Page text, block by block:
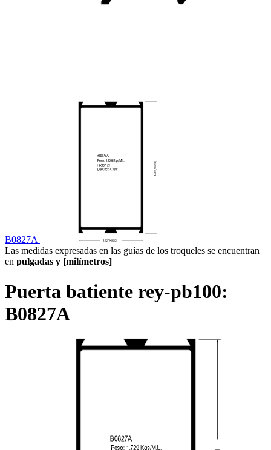
B0827A
Las medidas expresadas en las guías de los troqueles se encuentran
en pulgadas y [milímetros]
Puerta batiente rey-pb100:
B0827A